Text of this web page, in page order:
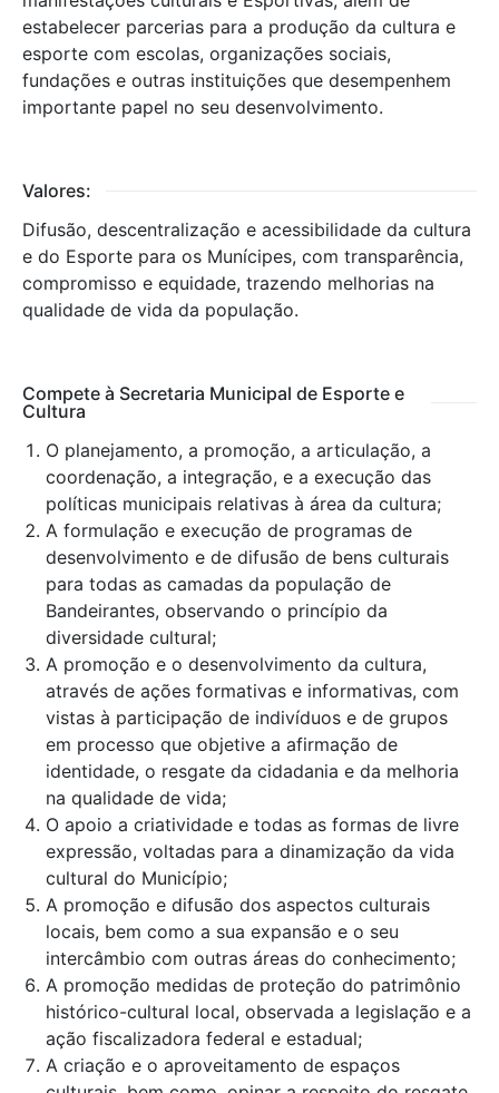
estabelecer parcerias para a produção da cultura e
esporte com escolas, organizações sociais,
fundações e outras instituições que desempenhem
importante papel no seu desenvolvimento.
Valores:
Difusão, descentralização e acessibilidade da cultura
e do Esporte para os Munícipes, com transparência,
compromisso e equidade, trazendo melhorias na
qualidade de vida da população.
Compete à Secretaria Municipal de Esporte e
Cultura
O planejamento, a promoção, a articulação, a
coordenação, a integração, e a execução das
políticas municipais relativas à área da cultura;
A formulação e execução de programas de
desenvolvimento e de difusão de bens culturais
para todas as camadas da população de
Bandeirantes, observando o princípio da
diversidade cultural;
A promoção e o desenvolvimento da cultura,
através de ações formativas e informativas, com
vistas à participação de indivíduos e de grupos
em processo que objetive a afirmação de
identidade, o resgate da cidadania e da melhoria
na qualidade de vida;
O apoio a criatividade e todas as formas de livre
expressão, voltadas para a dinamização da vida
cultural do Município;
A promoção e difusão dos aspectos culturais
locais, bem como a sua expansão e o seu
intercâmbio com outras áreas do conhecimento;
A promoção medidas de proteção do patrimônio
histórico-cultural local, observada a legislação e a
ação fiscalizadora federal e estadual;
A criação e o aproveitamento de espaços